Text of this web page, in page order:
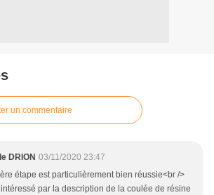
un commentaire
DRION 03/11/2020 23:47
étape est particulièrement bien réussie<br />
par la description de la coulée de résine